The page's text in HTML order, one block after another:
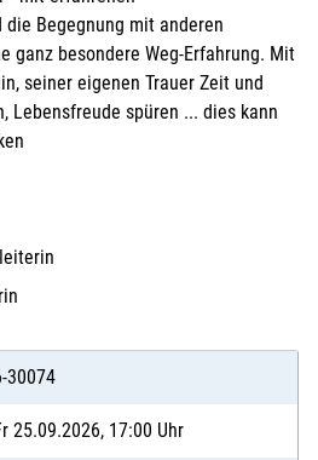
Begegnung mit anderen
ganz besondere Weg-Erfahrung. Mit
seiner eigenen Trauer Zeit und
Lebensfreude spüren ... dies kann
30074
25.09.2026, 17:00 Uhr